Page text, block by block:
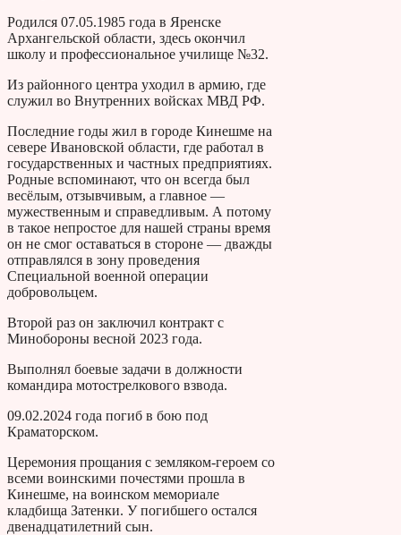
Родился 07.05.1985 года в Яренске
Архангельской области, здесь окончил
школу и профессиональное училище №32.
Из районного центра уходил в армию, где
служил во Внутренних войсках МВД РФ.
Последние годы жил в городе Кинешме на
севере Ивановской области, где работал в
государственных и частных предприятиях.
Родные вспоминают, что он всегда был
весёлым, отзывчивым, а главное —
мужественным и справедливым. А потому
в такое непростое для нашей страны время
он не смог оставаться в стороне — дважды
отправлялся в зону проведения
Специальной военной операции
добровольцем.
Второй раз он заключил контракт с
Минобороны весной 2023 года.
Выполнял боевые задачи в должности
командира мотострелкового взвода.
09.02.2024 года погиб в бою под
Краматорском.
Церемония прощания с земляком-героем со
всеми воинскими почестями прошла в
Кинешме, на воинском мемориале
кладбища Затенки. У погибшего остался
двенадцатилетний сын.